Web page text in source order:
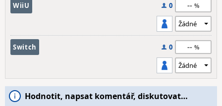
WiiU 0 --
Switch 0 --
Hodnotit, napsat komentář, diskutovat…